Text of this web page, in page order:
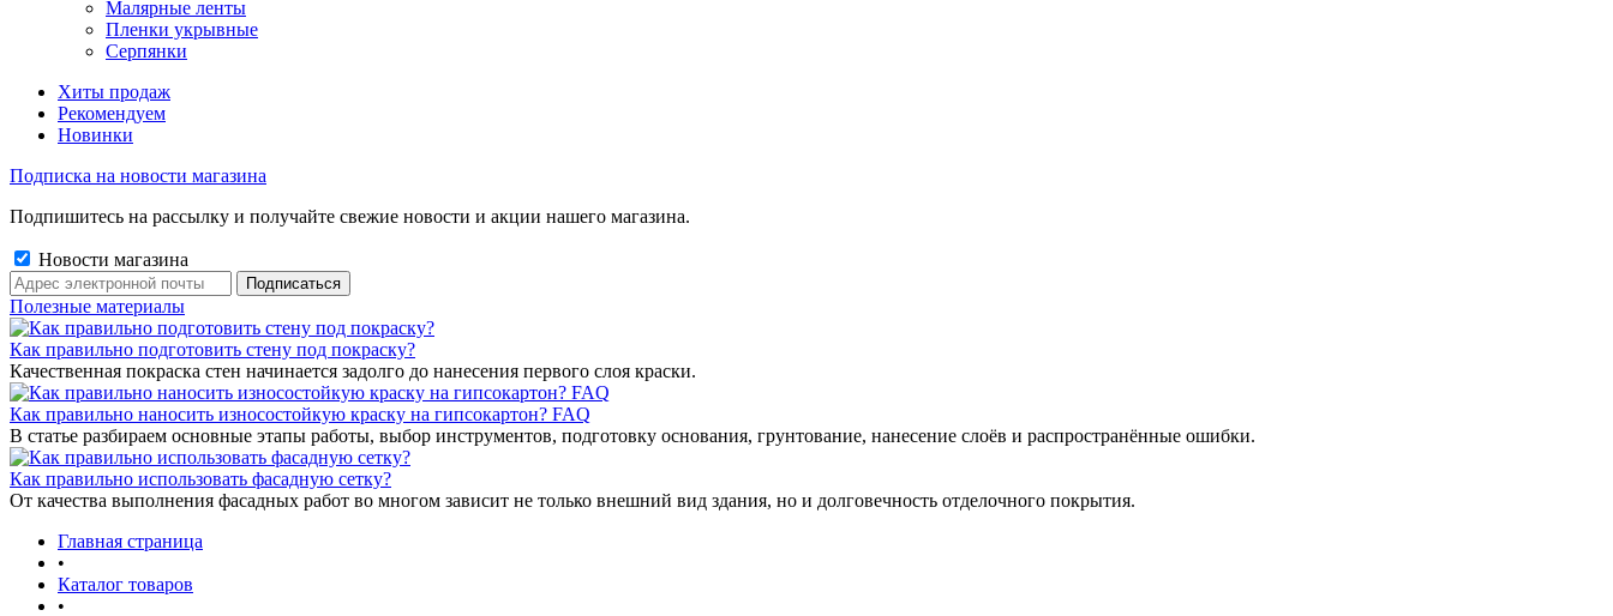
Малярные ленты
Пленки укрывные
Серпянки
Хиты продаж
Рекомендуем
Новинки
Подписка на новости магазина
Подпишитесь на рассылку и получайте свежие новости и акции нашего магазина.
Новости магазина
Полезные материалы
Как правильно подготовить стену под покраску?
Качественная покраска стен начинается задолго до нанесения первого слоя краски.
Как правильно наносить износостойкую краску на гипсокартон? FAQ
В статье разбираем основные этапы работы, выбор инструментов, подготовку основания, грунтование, нанесение слоёв и распространённые ошибки.
Как правильно использовать фасадную сетку?
От качества выполнения фасадных работ во многом зависит не только внешний вид здания, но и долговечность отделочного покрытия.
Главная страница
•
Каталог товаров
•